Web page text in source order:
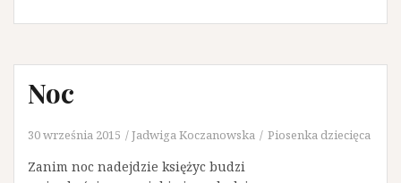
Noc
30 września 2015 Jadwiga Koczanowska Piosenka dziecięca
Zanim noc nadejdzie księżyc budzi